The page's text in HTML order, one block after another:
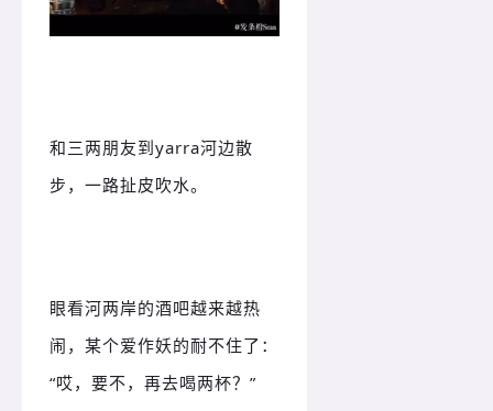
和三两朋友到yarra河边散
步，一路扯皮吹水。
眼看河两岸的酒吧越来越热
闹，某个爱作妖的耐不住了：
“哎，要不，再去喝两杯？ ”